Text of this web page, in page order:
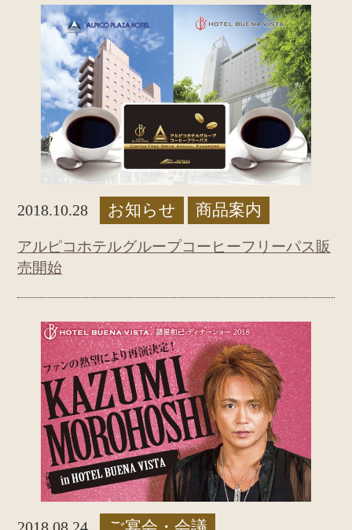
2018.10.28 お知らせ 商品案内
アルピコホテルグループコーヒーフリーパス販
売開始